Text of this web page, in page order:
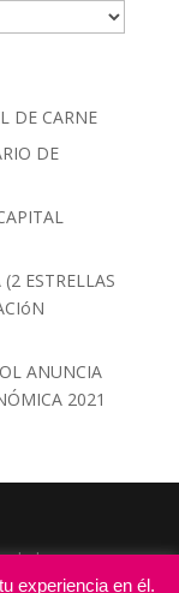
DE CARNE
DE
ESTRELLAS
ANUNCIA
2021
de la
|
experiencia en él.